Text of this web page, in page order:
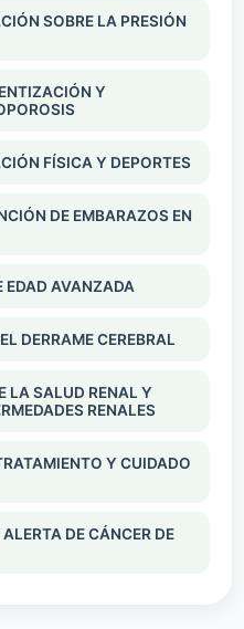
SOBRE LA PRESIÓN
Y
FÍSICA Y DEPORTES
DE EMBARAZOS EN
EDAD AVANZADA
DERRAME CEREBRAL
LA SALUD RENAL Y
RENALES
Y CUIDADO
DE CÁNCER DE